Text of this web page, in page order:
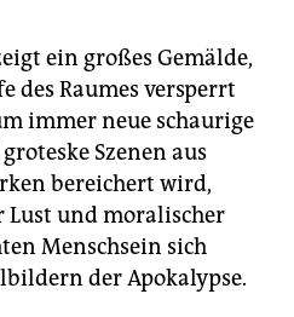
ein großes Gemälde,
des Raumes versperrt
immer neue schaurige
Szenen aus
bereichert wird,
und moralischer
Menschsein sich
der Apokalypse.